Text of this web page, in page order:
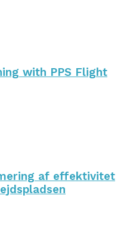
with PPS Flight
af effektivitet